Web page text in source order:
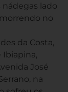
lado
no
da Costa,
Ibiapina,
José
na